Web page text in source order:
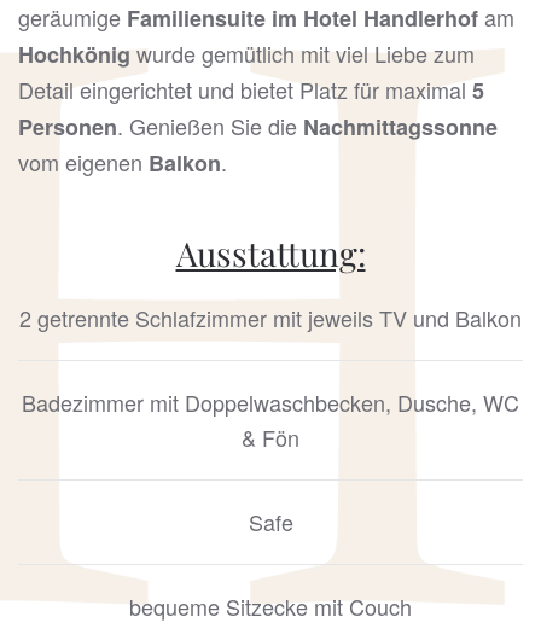
geräumige Familiensuite im Hotel Handlerhofam
Hochkönig wurde gemütlich mit viel Liebe zum
Detail eingerichtet und bietet Platz für maximal 5
Personen. Genießen Sie die Nachmittagssonne
vom eigenen Balkon.
Ausstattung:
2 getrennte Schlafzimmer mit jeweils TV und Balkon
Badezimmer mit Doppelwaschbecken, Dusche, WC
& Fön
Safe
bequeme Sitzecke mit Couch